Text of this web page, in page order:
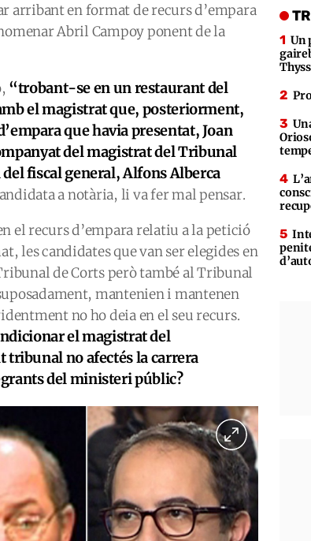
arribant en format de recurs d’empara
Abril Campoy ponent de la
“trobant-se en un restaurant del
el magistrat que, posteriorment,
que havia presentat, Joan
del magistrat del Tribunal
fiscal general, Alfons Alberca
a notària, li va fer mal pensar.
el recurs d’empara relatiu a la petició
les candidates que van ser elegides en
de Corts però també al Tribunal
mantenien i mantenen
no ho deia en el seu recurs.
el magistrat del
tribunal no afectés la carrera
del ministeri públic?
Un